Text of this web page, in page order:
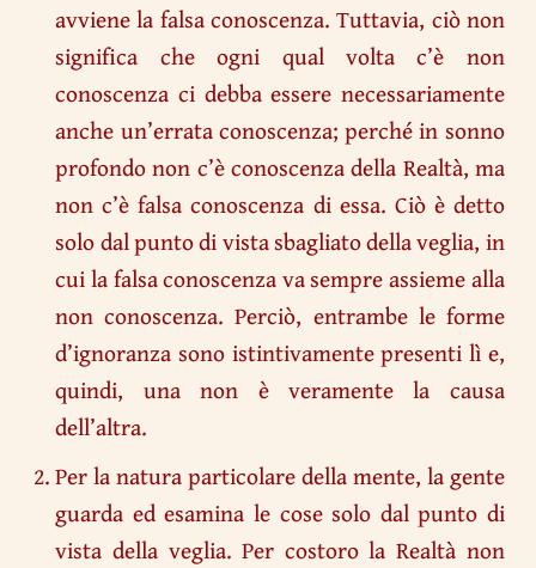
avviene la falsa conoscenza. Tuttavia, ciò non
significa che ogni qual volta c’è non
conoscenza ci debba essere necessariamente
anche un’errata conoscenza; perché in sonno
profondo non c’è conoscenza della Realtà, ma
non c’è falsa conoscenza di essa. Ciò è detto
solo dal punto di vista sbagliato della veglia, in
cui la falsa conoscenza va sempre assieme alla
non conoscenza. Perciò, entrambe le forme
d’ignoranza sono istintivamente presenti lì e,
quindi, una non è veramente la causa
dell’altra.
Per la natura particolare della mente, la gente
guarda ed esamina le cose solo dal punto di
vista della veglia. Per costoro la Realtà non